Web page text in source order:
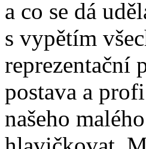
a co se dá
s vypětím
reprezentační
postava a
našeho